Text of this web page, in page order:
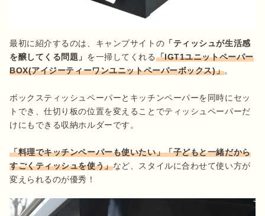
最初に紹介するのは、キャンプサイトの 「ティッシュが生活感
を醸してくる問題」 を一掃してくれる「IGT1ユニットペーパー
BOX(アイジーティーワンユニットペーパーボックス)」。
ボックスティッシュペーパーとキッチンペーパーを同時にセッ
トでき、仕切り板の位置を変えることでティッシュペーパーだ
けにもできる収納ホルダーです。
「料理でキッチンペーパーも使いたい」「子どもと一緒だから
すごくティッシュを使う」など、スタイルに合わせて使い方が
変えられるのが優秀！